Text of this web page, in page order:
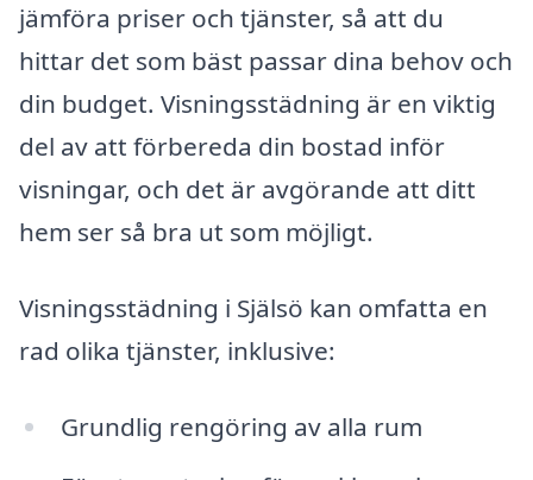
jämföra priser och tjänster, så att du
hittar det som bäst passar dina behov och
din budget. Visningsstädning är en viktig
del av att förbereda din bostad inför
visningar, och det är avgörande att ditt
hem ser så bra ut som möjligt.
Visningsstädning i Själsö kan omfatta en
rad olika tjänster, inklusive:
Grundlig rengöring av alla rum